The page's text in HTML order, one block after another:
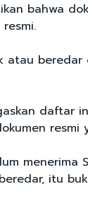
bahwa
atau beredar
daftar
resmi
menerima
itu